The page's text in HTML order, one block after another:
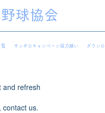
球協会
覧 サッポロキャンペーン協力願い ダウン
and refresh
contact us.